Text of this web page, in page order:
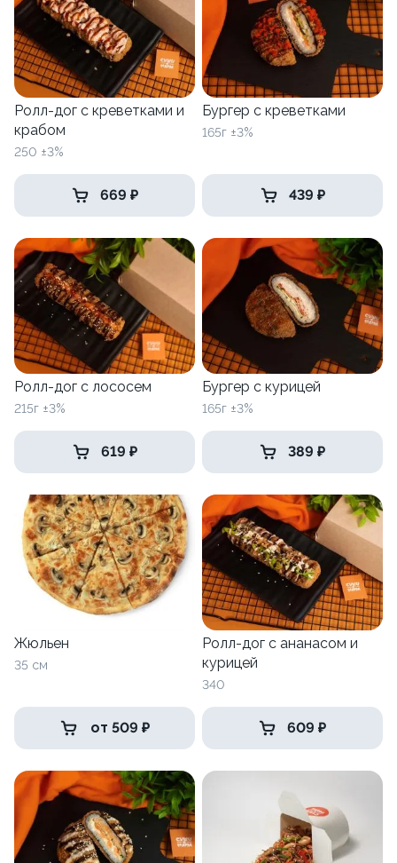
Ролл-дог с креветками и
крабом
250 ±3%
669 ₽
Бургер с креветками
165г ±3%
439 ₽
Ролл-дог с лососем
215г ±3%
619 ₽
Бургер с курицей
165г ±3%
389 ₽
Жюльен
35 см
от 509 ₽
Ролл-дог с ананасом и
курицей
340
609 ₽